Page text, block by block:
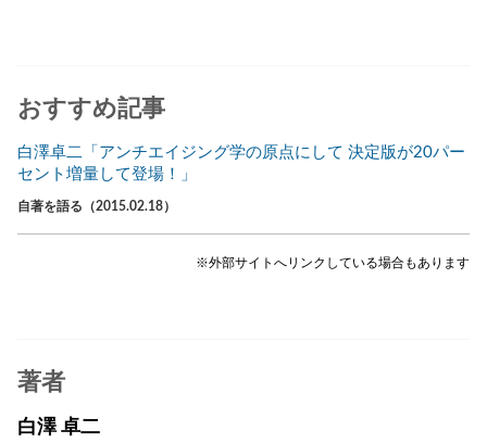
おすすめ記事
白澤卓二「アンチエイジング学の原点にして 決定版が20パー
セント増量して登場！」
自著を語る（2015.02.18）
※外部サイトへリンクしている場合もあります
著者
白澤 卓二